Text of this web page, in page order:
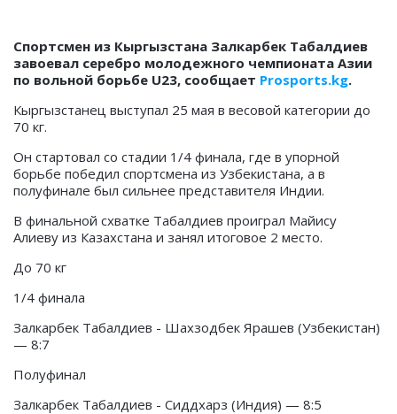
Спортсмен из Кыргызстана Залкарбек Табалдиев
завоевал серебро молодежного чемпионата Азии
по вольной борьбе U23, сообщает Prosports.kg.
Кыргызстанец выступал 25 мая в весовой категории до
70 кг.
Он стартовал со стадии 1/4 финала, где в упорной
борьбе победил спортсмена из Узбекистана, а в
полуфинале был сильнее представителя Индии.
В финальной схватке Табалдиев проиграл Майису
Алиеву из Казахстана и занял итоговое 2 место.
До 70 кг
1/4 финала
Залкарбек Табалдиев - Шахзодбек Ярашев (Узбекистан)
— 8:7
Полуфинал
Залкарбек Табалдиев - Сиддхарз (Индия) — 8:5